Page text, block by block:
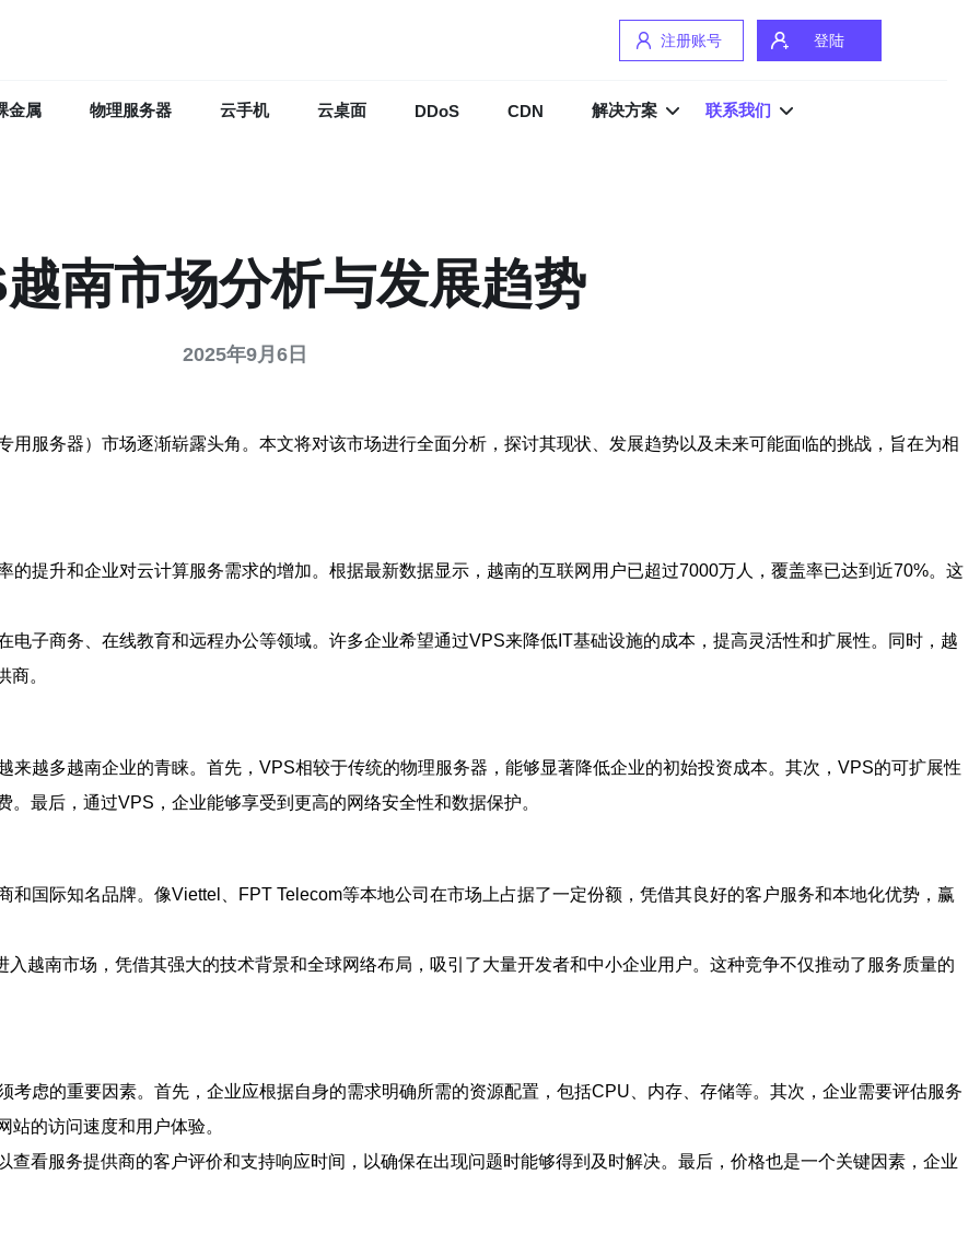
注册账号 登陆
金属 物理服务器 云手机 云桌面 DDoS CDN 解决方案 联系我们
南市场分析与发展趋势
2025年9月6日
服务器）市场逐渐崭露头角。本文将对该市场进行全面分析，探讨其现状、发展趋势以及未来可能面临的挑战，旨在为相
提升和企业对云计算服务需求的增加。根据最新数据显示，越南的互联网用户已超过7000万人，覆盖率已达到近70%。这
子商务、在线教育和远程办公等领域。许多企业希望通过VPS来降低IT基础设施的成本，提高灵活性和扩展性。同时，越
。
越多越南企业的青睐。首先，VPS相较于传统的物理服务器，能够显著降低企业的初始投资成本。其次，VPS的可扩展性
最后，通过VPS，企业能够享受到更高的网络安全性和数据保护。
国际知名品牌。像Viettel、FPT Telecom等本地公司在市场上占据了一定份额，凭借其良好的客户服务和本地化优势，赢
越南市场，凭借其强大的技术背景和全球网络布局，吸引了大量开发者和中小企业用户。这种竞争不仅推动了服务质量的
虑的重要因素。首先，企业应根据自身的需求明确所需的资源配置，包括CPU、内存、存储等。其次，企业需要评估服务
的访问速度和用户体验。
看服务提供商的客户评价和支持响应时间，以确保在出现问题时能够得到及时解决。最后，价格也是一个关键因素，企业